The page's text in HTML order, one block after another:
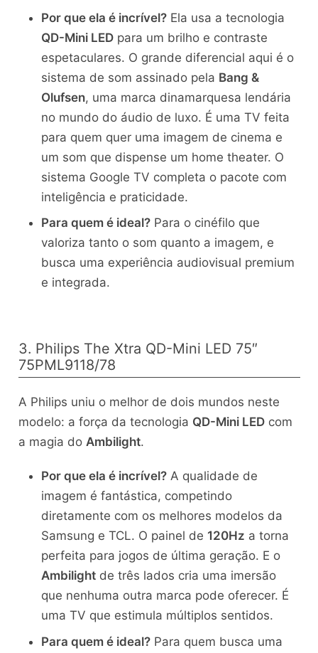
Por que ela é incrível?Ela usa a tecnologia
QD-Mini LEDpara um brilho e contraste
espetaculares. O grande diferencial aqui é o
sistema de som assinado pela Bang &
Olufsen, uma marca dinamarquesa lendária
no mundo do áudio de luxo. É uma TV feita
para quem quer uma imagem de cinema e
um som que dispense um home theater. O
sistema Google TV completa o pacote com
inteligência e praticidade.
Para quem é ideal?Para o cinéfilo que
valoriza tanto o som quanto a imagem, e
busca uma experiência audiovisual premium
e integrada.
3. Philips The Xtra QD-Mini LED 75″
75PML9118/78
A Philips uniu o melhor de dois mundos neste
modelo: a força da tecnologia QD-Mini LEDcom
a magia do Ambilight.
Por que ela é incrível?A qualidade de
imagem é fantástica, competindo
diretamente com os melhores modelos da
Samsung e TCL. O painel de 120Hz a torna
perfeita para jogos de última geração. E o
Ambilightde três lados cria uma imersão
que nenhuma outra marca pode oferecer. É
uma TV que estimula múltiplos sentidos.
Para quem é ideal?Para quem busca uma